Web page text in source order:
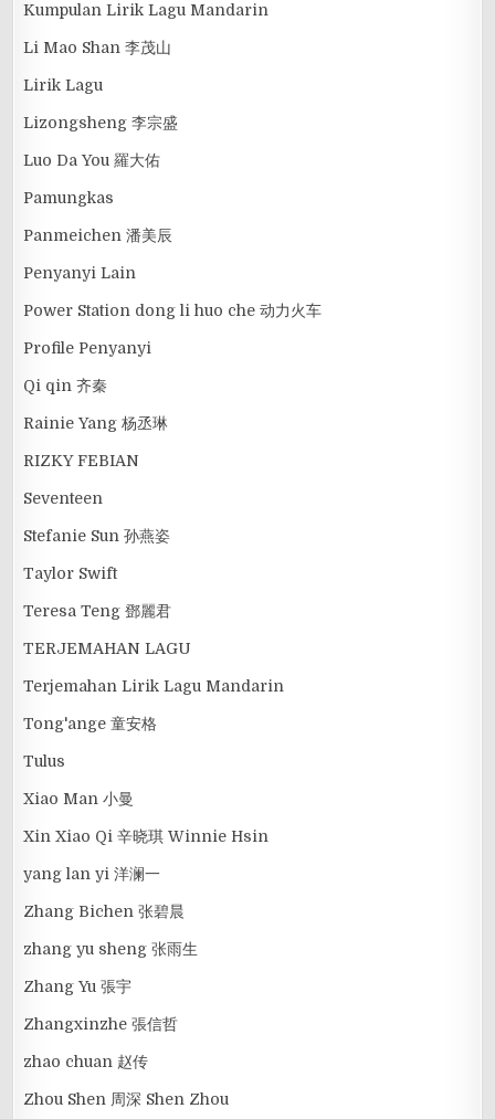
Kumpulan Lirik Lagu Mandarin
Li Mao Shan 李茂山
Lirik Lagu
Lizongsheng 李宗盛
Luo Da You 羅大佑
Pamungkas
Panmeichen 潘美辰
Penyanyi Lain
Power Station dong li huo che 动力火车
Profile Penyanyi
Qi qin 齐秦
Rainie Yang 杨丞琳
RIZKY FEBIAN
Seventeen
Stefanie Sun 孙燕姿
Taylor Swift
Teresa Teng 鄧麗君
TERJEMAHAN LAGU
Terjemahan Lirik Lagu Mandarin
Tong'ange 童安格
Tulus
Xiao Man 小曼
Xin Xiao Qi 辛晓琪 Winnie Hsin
yang lan yi 洋澜一
Zhang Bichen 张碧晨
zhang yu sheng 张雨生
Zhang Yu 張宇
Zhangxinzhe 張信哲
zhao chuan 赵传
Zhou Shen 周深 Shen Zhou